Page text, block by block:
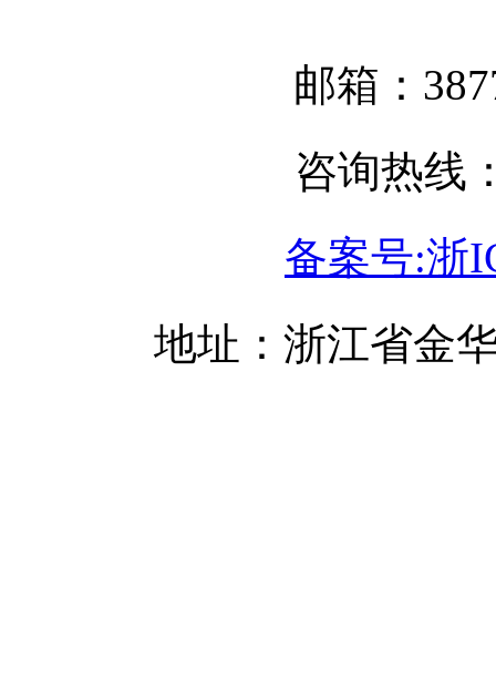
邮箱：
咨询热线
备案号:浙
地址：浙江省金